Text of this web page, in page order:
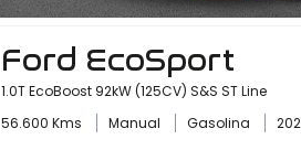
Ford EcoSport
1.0T EcoBoost 92kW (125CV) S&S ST Line
56.600 Kms
Manual Gasolina